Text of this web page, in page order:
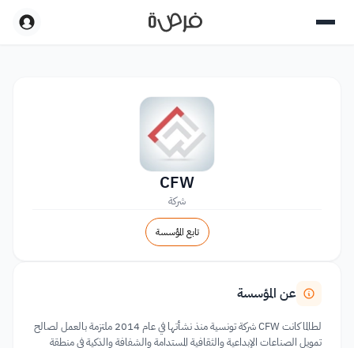
CFW
شركة
تابع المؤسسة
عن المؤسسة
لطالما كانت CFW شركة تونسية منذ نشأتها في عام 2014 ملتزمة بالعمل لصالح
تمويل الصناعات الإبداعية والثقافية المستدامة والشفافة والذكية في منطقة